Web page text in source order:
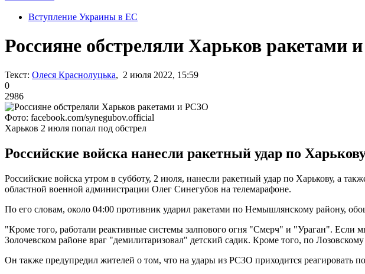
Вступление Украины в ЕС
Россияне обстреляли Харьков ракетами
Текст: Олеся Краснолуцька, 2 июля 2022, 15:59
0
2986
Фото: facebook.com/synegubov.official
Харьков 2 июля попал под обстрел
Российские войска нанесли ракетный удар по
Российские войска утром в субботу, 2 июля, нанесли ракетный удар по Харькову, а
областной военной администрации Олег Синегубов на телемарафоне.
По его словам, около 04:00 противник ударил ракетами по Немышлянскому району,
"Кроме того, работали реактивные системы залпового огня "Смерч" и "Ураган". Если
Золочевском районе враг "демилитаризовал" детский садик. Кроме того, по
Он также предупредил жителей о том, что на удары из РСЗО приходится реагировать